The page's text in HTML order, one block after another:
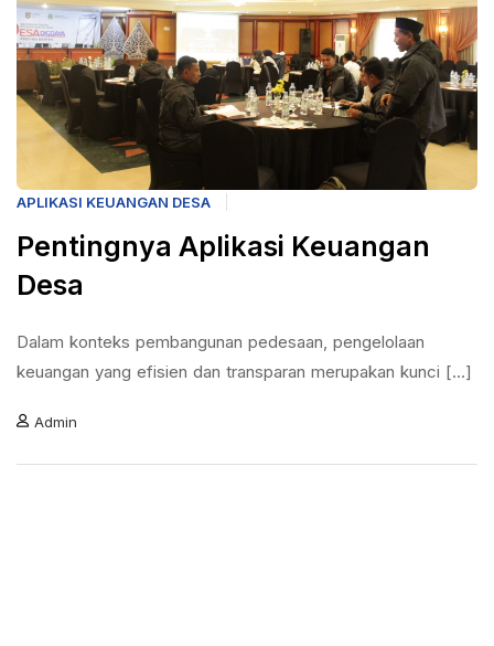
APLIKASI KEUANGAN DESA
Pentingnya Aplikasi Keuangan
Desa
Dalam konteks pembangunan pedesaan, pengelolaan
keuangan yang efisien dan transparan merupakan kunci [...]
Admin